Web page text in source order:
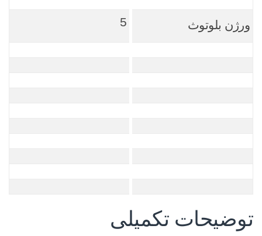
ورژن بلوتوث 5
توضیحات تکمیلی